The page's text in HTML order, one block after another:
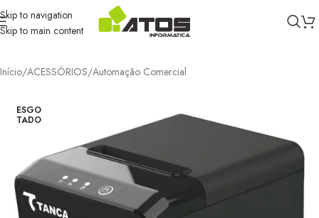
Skip to navigation
Skip to main content
Início/ACESSÓRIOS/Automação Comercial
ESGO
TADO